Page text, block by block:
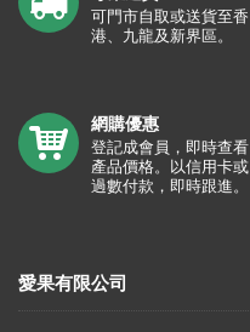
可門市自取或送貨至香
港、九龍及新界區。
網購優惠
登記成會員，即時查看
產品價格。以信用卡或
過數付款，即時跟進。
愛果有限公司